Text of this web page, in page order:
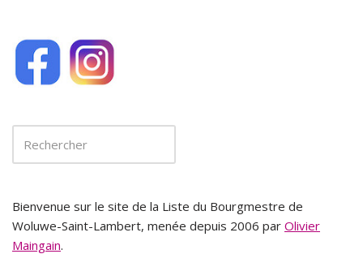
Bienvenue sur le site de la Liste du Bourgmestre de
Woluwe-Saint-Lambert, menée depuis 2006 par Olivier
Maingain.